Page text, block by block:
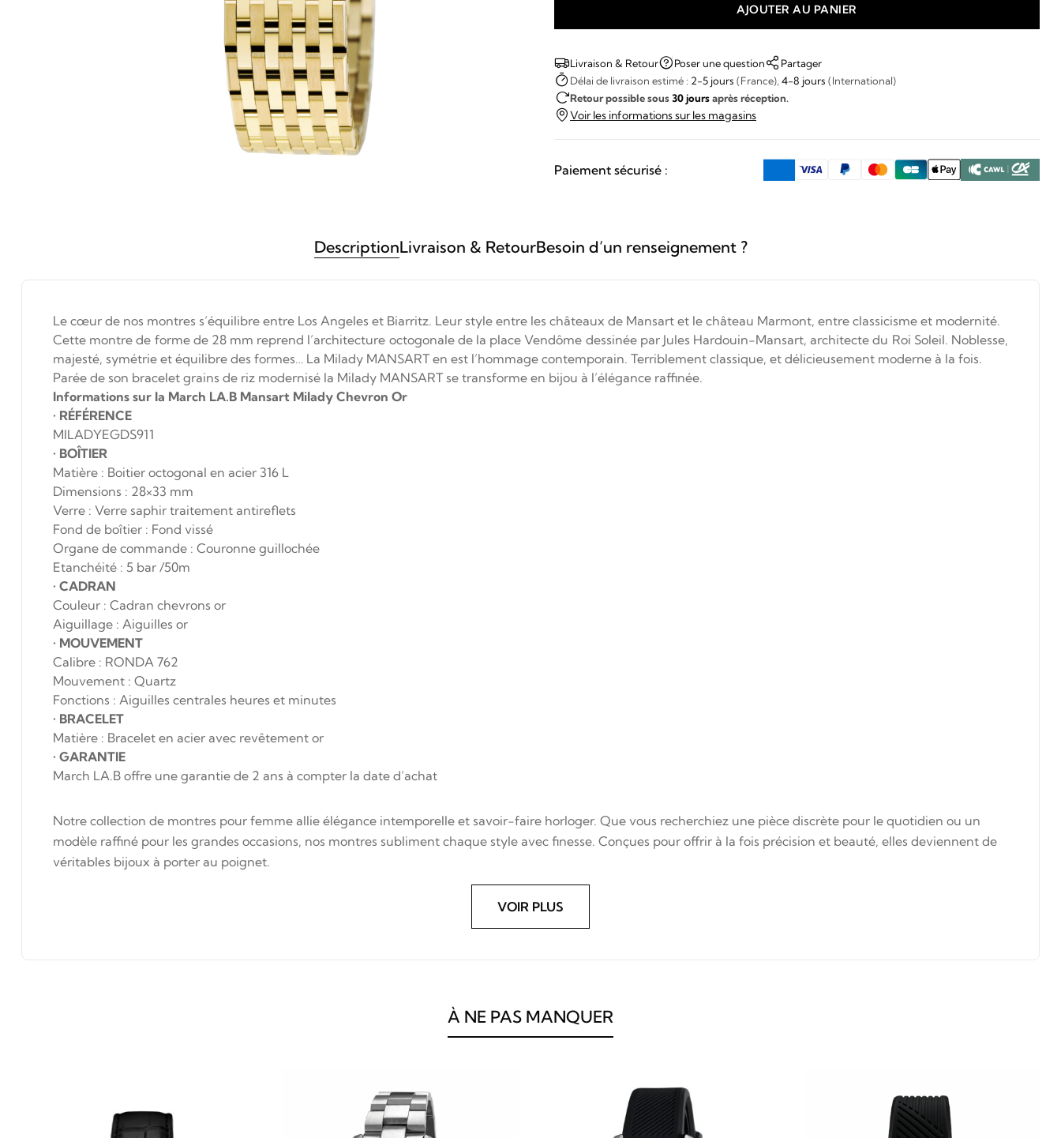
March
Lab
-
MANSART
CHEVRONS
AJOUTER AU PANIER
Livraison & Retour Poser une question
Partager
Délai de livraison estimé : 2-5 jours (France), 4-8 jours (International)
Retour possible sous30 joursaprès réception.
Voir les informations sur les magasins
Paiement sécurisé :
DescriptionLivraison & RetourBesoin d’un renseignement ?
Le cœur de nos montres s’équilibre entre Los Angeles et Biarritz. Leur style entre les châteaux de Mansart et le château Marmont, entre classicisme et modernité.
Cette montre de forme de 28 mm reprend l’architecture octogonale de la place Vendôme dessinée par Jules Hardouin-Mansart, architecte du Roi Soleil. Noblesse,
majesté, symétrie et équilibre des formes… La Milady MANSART en est l’hommage contemporain. Terriblement classique, et délicieusement moderne à la fois.
Parée de son bracelet grains de riz modernisé la Milady MANSART se transforme en bijou à l’élégance raffinée.
Informations sur la March LA.B Mansart Milady Chevron Or
• RÉFÉRENCE
MILADYEGDS911
• BOÎTIER
Matière : Boitier octogonal en acier 316 L
Dimensions : 28×33 mm
Verre : Verre saphir traitement antireflets
Fond de boîtier : Fond vissé
Organe de commande : Couronne guillochée
Etanchéité : 5 bar /50m
• CADRAN
Couleur : Cadran chevrons or
Aiguillage : Aiguilles or
• MOUVEMENT
Calibre : RONDA 762
Mouvement : Quartz
Fonctions : Aiguilles centrales heures et minutes
• BRACELET
Matière : Bracelet en acier avec revêtement or
• GARANTIE
March LA.B offre une garantie de 2 ans à compter la date d’achat
Notre collection de montres pour femme allie élégance intemporelle et savoir-faire horloger. Que vous recherchiez une pièce discrète pour le quotidien ou un
modèle raffiné pour les grandes occasions, nos montres subliment chaque style avec finesse. Conçues pour offrir à la fois précision et beauté, elles deviennent de
véritables bijoux à porter au poignet.
VOIR PLUS
À NE PAS MANQUER